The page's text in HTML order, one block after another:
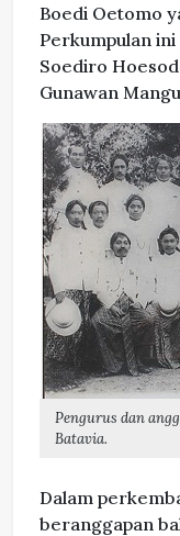
Boedi Oetomo
Perkumpulan
Soediro
Gunawan
Pengurus dan
Batavia.
Dalam
beranggapan